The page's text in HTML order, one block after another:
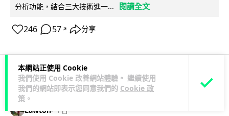
本網站正使用 Cookie
我們使用 Cookie 改善網站體驗。 繼續使用
我們的網站即表示您同意我們的 Cookie 政
策 。
分析功能，結合三大技術進一...
閱讀全文
246 57 ↗ 分享
人工智能
Lawton 1 日